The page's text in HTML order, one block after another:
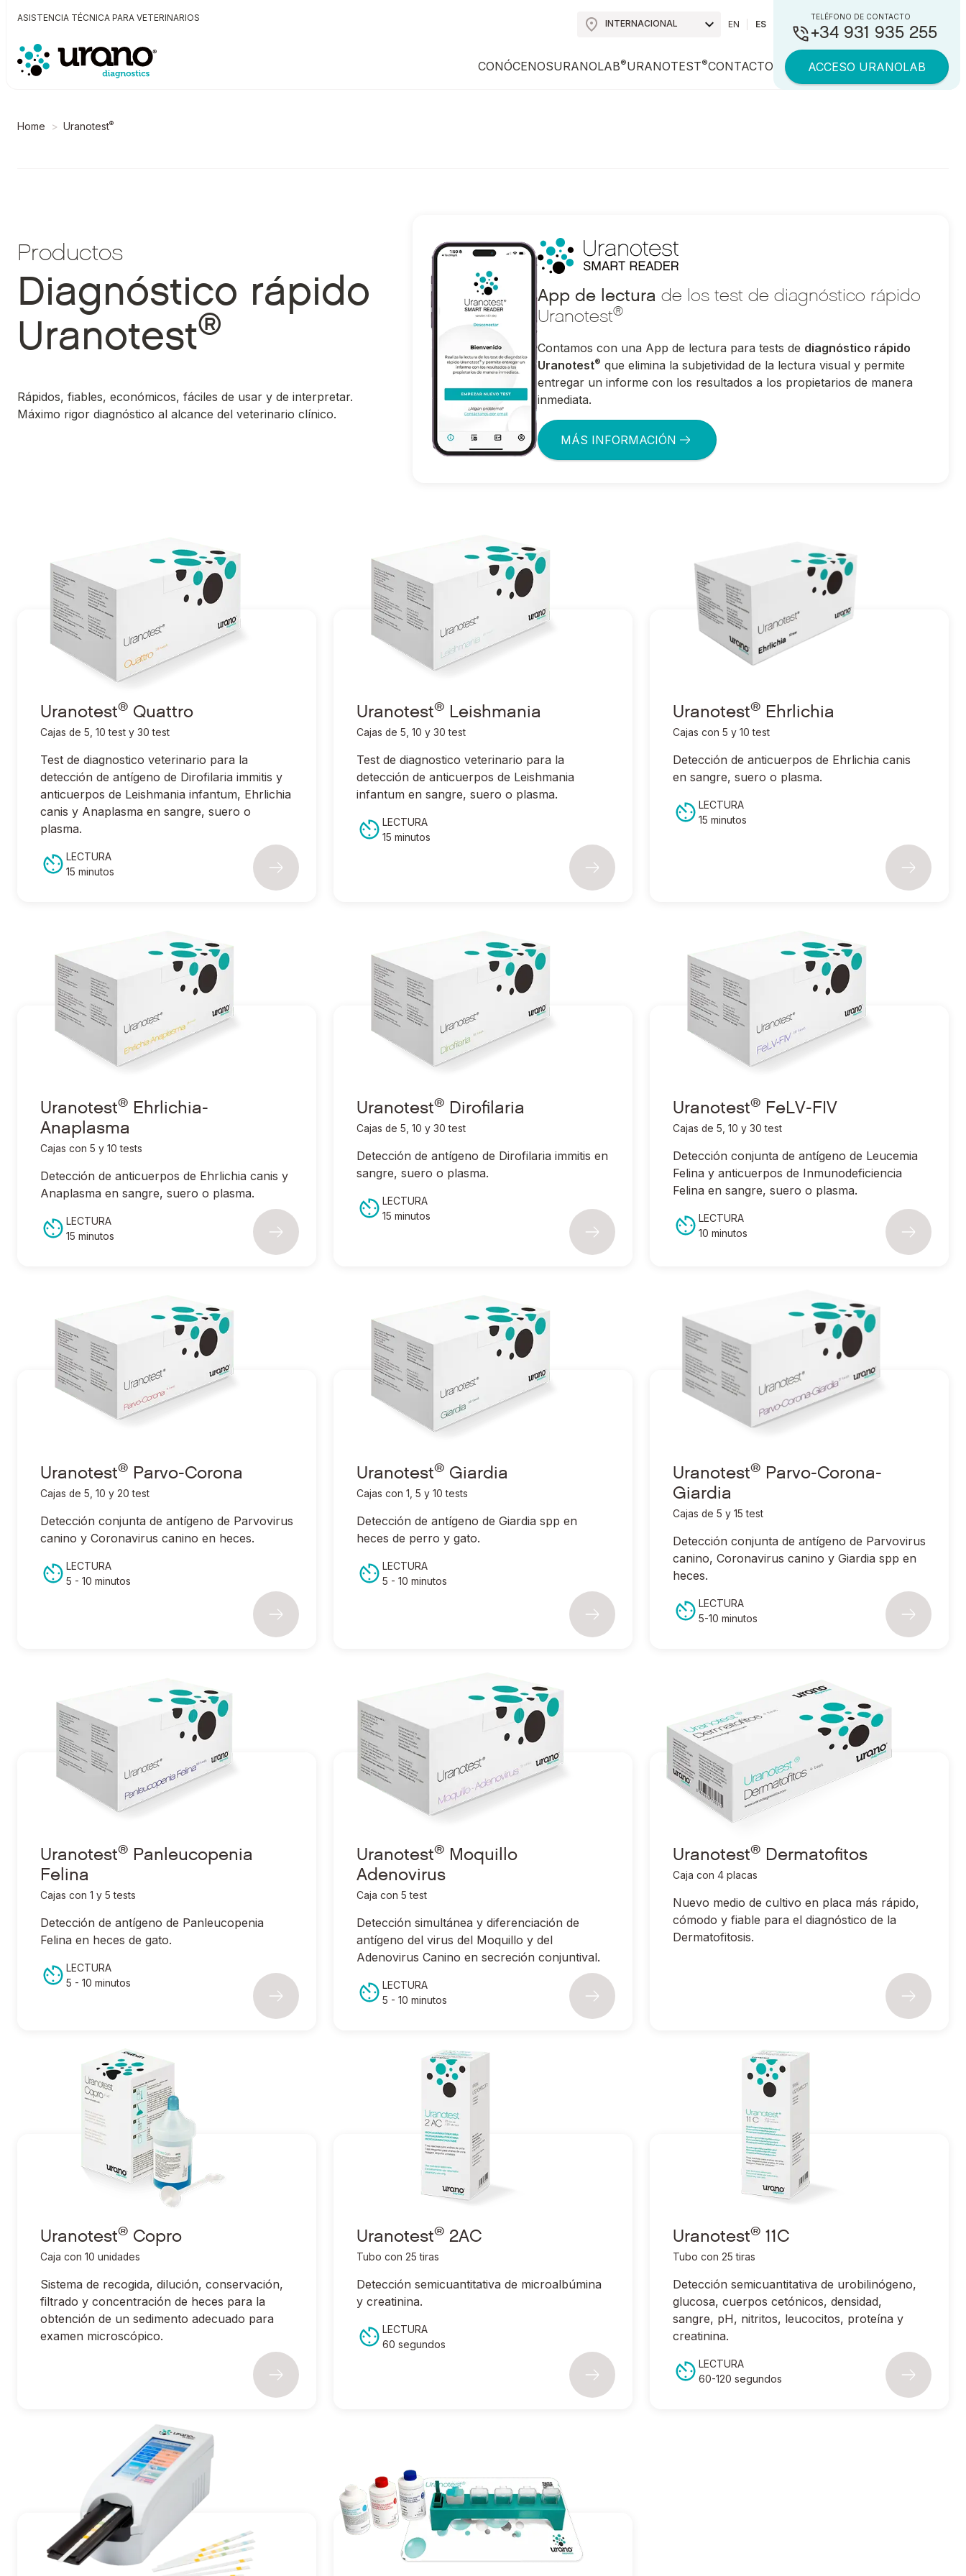
ASISTENCIA TÉCNICA PARA VETERINARIOS
INTERNACIONAL EN ES
CONÓCENOSURANOLAB®URANOTEST®CONTACTO
TELÉFONO DE CONTACTO
+34 931 935 255
ACCESO URANOLAB
Home Uranotest®
Productos
Diagnóstico rápido
Uranotest®
Rápidos, fiables, económicos, fáciles de usar y de interpretar.
Máximo rigor diagnóstico al alcance del veterinario clínico.
App de lectura de los test de diagnóstico rápido
Uranotest®
Contamos con una App de lectura para tests de diagnóstico rápido
Uranotest® que elimina la subjetividad de la lectura visual y permite
entregar un informe con los resultados a los propietarios de manera
inmediata.
MÁS INFORMACIÓN
Uranotest® Quattro
Cajas de 5, 10 test y 30 test
Test de diagnostico veterinario para la
detección de antígeno de Dirofilaria immitis y
anticuerpos de Leishmania infantum, Ehrlichia
canis y Anaplasma en sangre, suero o
plasma.
LECTURA
15 minutos
Ir a Uranotest ®Quattro
Uranotest® Leishmania
Cajas de 5, 10 y 30 test
Test de diagnostico veterinario para la
detección de anticuerpos de Leishmania
infantum en sangre, suero o plasma.
LECTURA
15 minutos
Ir a Uranotest®Leishmania
Uranotest® Ehrlichia
Cajas con 5 y 10 test
Detección de anticuerpos de Ehrlichia canis
en sangre, suero o plasma.
LECTURA
15 minutos
Ir a Uranotest ®Ehrlichia
Uranotest® Ehrlichia-
Anaplasma
Cajas con 5 y 10 tests
Detección de anticuerpos de Ehrlichia canis y
Anaplasma en sangre, suero o plasma.
LECTURA
15 minutos
Ir a Uranotest®Ehrlichia-Anaplasma
Uranotest® Dirofilaria
Cajas de 5, 10 y 30 test
Detección de antígeno de Dirofilaria immitis en
sangre, suero o plasma.
LECTURA
15 minutos
Ir a Uranotest®Dirofilaria
Uranotest® FeLV-FIV
Cajas de 5, 10 y 30 test
Detección conjunta de antígeno de Leucemia
Felina y anticuerpos de Inmunodeficiencia
Felina en sangre, suero o plasma.
LECTURA
10 minutos
Ir a Uranotest®FeLV-FIV
Uranotest® Parvo-Corona
Cajas de 5, 10 y 20 test
Detección conjunta de antígeno de Parvovirus
canino y Coronavirus canino en heces.
LECTURA
5 - 10 minutos
Ir a Uranotest®Parvo-Corona
Uranotest® Giardia
Cajas con 1, 5 y 10 tests
Detección de antígeno de Giardia spp en
heces de perro y gato.
LECTURA
5 - 10 minutos
Ir a Uranotest®Giardia
Uranotest® Parvo-Corona-
Giardia
Cajas de 5 y 15 test
Detección conjunta de antígeno de Parvovirus
canino, Coronavirus canino y Giardia spp en
heces.
LECTURA
5-10 minutos
Ir a Uranotest®Parvo-Corona-Giardia
Uranotest® Panleucopenia
Felina
Cajas con 1 y 5 tests
Detección de antígeno de Panleucopenia
Felina en heces de gato.
LECTURA
5 - 10 minutos
Ir a Uranotest®Panleucopenia Felina
Uranotest® Moquillo
Adenovirus
Caja con 5 test
Detección simultánea y diferenciación de
antígeno del virus del Moquillo y del
Adenovirus Canino en secreción conjuntival.
LECTURA
5 - 10 minutos
Ir a Uranotest ®Moquillo Adenovirus
Uranotest® Dermatofitos
Caja con 4 placas
Nuevo medio de cultivo en placa más rápido,
cómodo y fiable para el diagnóstico de la
Dermatofitosis.
Ir a Uranotest Dermatofitos
Uranotest® Copro
Caja con 10 unidades
Sistema de recogida, dilución, conservación,
filtrado y concentración de heces para la
obtención de un sedimento adecuado para
examen microscópico.
Ir a Uranotest®Copro
Uranotest® 2AC
Tubo con 25 tiras
Detección semicuantitativa de microalbúmina
y creatinina.
LECTURA
60 segundos
2AC
Uranotest® 11C
Tubo con 25 tiras
Detección semicuantitativa de urobilinógeno,
glucosa, cuerpos cetónicos, densidad,
sangre, pH, nitritos, leucocitos, proteína y
creatinina.
LECTURA
60-120 segundos
11C
Ir a Uranotest® Reader / Uranolab Ir a Set de tinción